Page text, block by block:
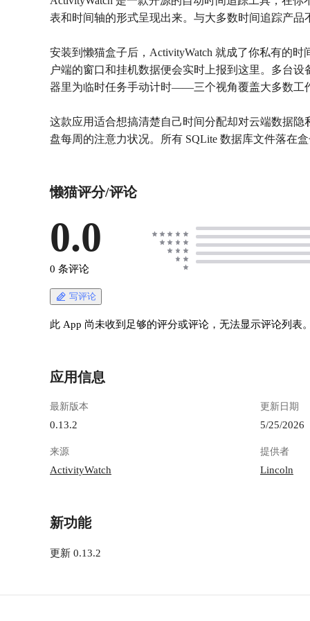
表和时间轴的形式呈现出来。与大多数时间追踪产
安装到懒猫盒子后，ActivityWatch 就成了你私有的
户端的窗口和挂机数据便会实时上报到这里。多台
器里为临时任务手动计时——三个视角覆盖大多数工
这款应用适合想搞清楚自己时间分配却对云端数据
盘每周的注意力状况。所有 SQLite 数据库文件落在
懒猫评分/评论
0.0
0 条评论
写评论
此 App 尚未收到足够的评分或评论，无法显示评论列表
应用信息
最新版本
0.13.2
更新日期
5/25/2026
来源
ActivityWatch
提供者
Lincoln
新功能
更新 0.13.2